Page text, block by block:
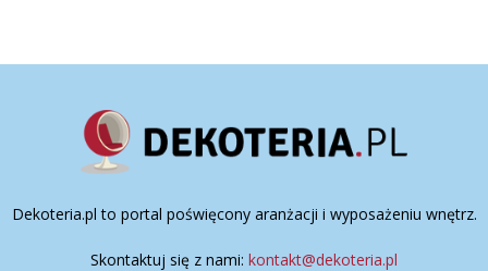
Dekoteria.pl to portal poświęcony aranżacji i wyposażeniu wnętrz.
Skontaktuj się z nami: kontakt@dekoteria.pl